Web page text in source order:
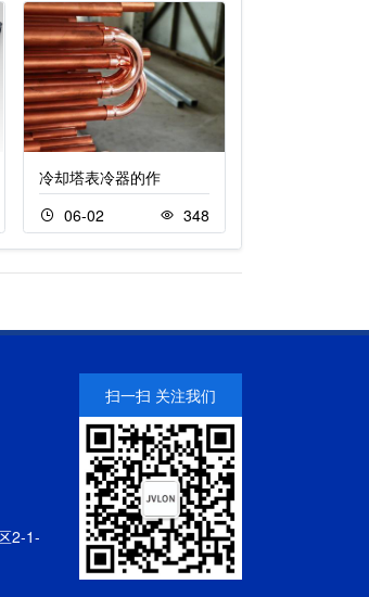
冷却塔表冷器的作
06-02
348
2-1-
扫一扫 关注我们